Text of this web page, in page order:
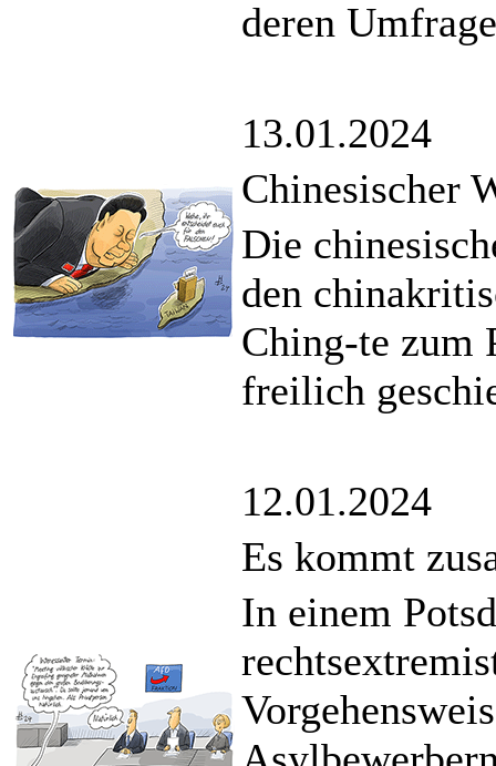
deren
13.01.2024
Chinesischer
Die
den
Ching-te zum
freilich
12.01.2024
Es kommt
In einem